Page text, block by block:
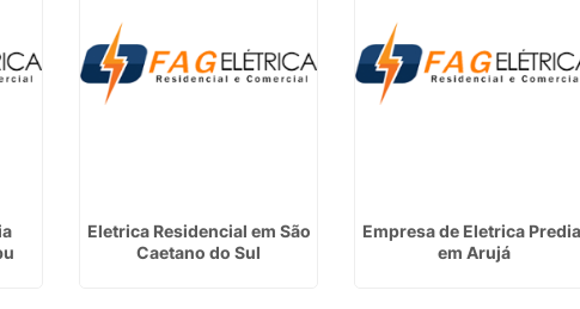
Eletrica Residencial em São
Caetano do Sul
Empresa de Eletrica
em Arujá